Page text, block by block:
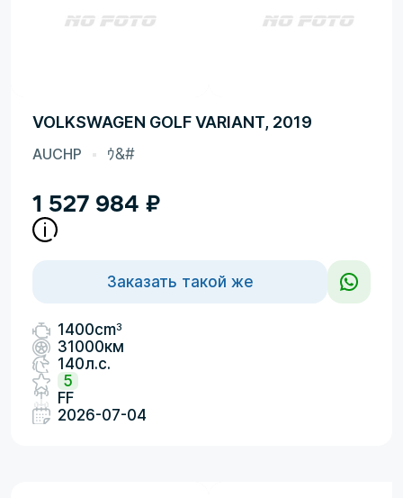
VOLKSWAGEN GOLF VARIANT, 2019
AUCHP ｳ&#
1 527 984 ₽
Заказать такой же
1400cm3
31000км
140л.с.
5
FF
2026-07-04